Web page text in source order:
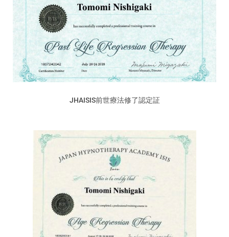
JHAISIS前世療法修了認定証